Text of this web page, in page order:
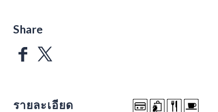
Share
รายละเอียด